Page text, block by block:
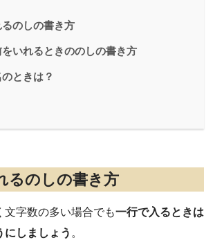
のしの書き方
いれるときののしの書き方
ときは？
るのしの書き方
文字数の多い場合でも一行で入るときは
にしましょう 。